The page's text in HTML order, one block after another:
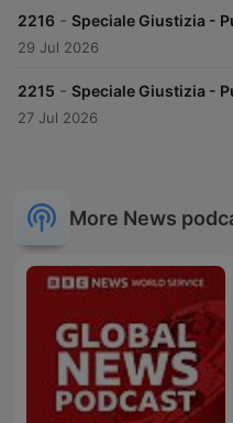
2216 - Speciale Giustizia -
29 Jul 2026
2215 - Speciale Giustizia -
27 Jul 2026
More News